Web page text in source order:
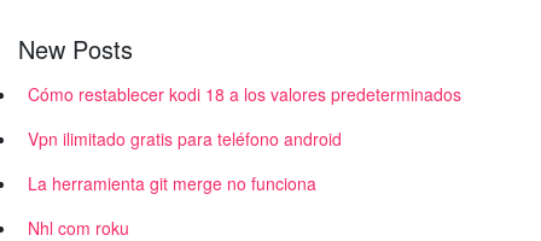
New Posts
Cómo restablecer kodi 18 a los valores predeterminados
Vpn ilimitado gratis para teléfono android
La herramienta git merge no funciona
Nhl com roku